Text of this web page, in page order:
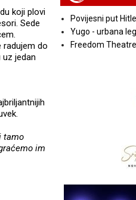
koji plovi
Sede
radujem do
jedan
tamo
im
Povijesni put
Yugo - urbana
Freedom